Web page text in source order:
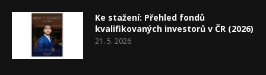
Ke stažení: Přehled fondů
kvalifikovaných investorů v ČR (2026)
21. 5. 2026